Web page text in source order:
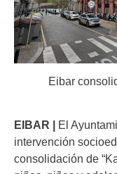
Eibar
EIBAR | El
intervención
consolidación de